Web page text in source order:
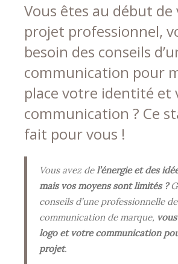
Vous êtes au début
projet professionnel,
besoin des conseils
communication pour
place votre identité et
communication ? Ce
fait pour vous !
Vous avez del’énergie et des
mais vos moyens sont limités ?
conseils d’une professionnelle
communication de marque,
logo et votre communication
projet.